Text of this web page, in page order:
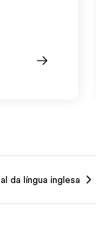
da língua inglesa